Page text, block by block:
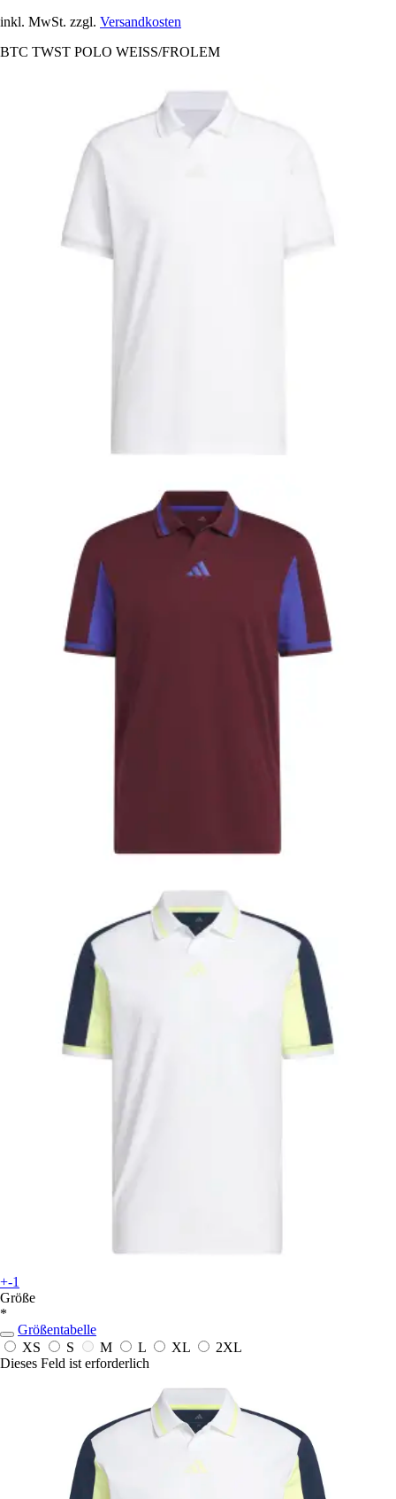
inkl. MwSt. zzgl. Versandkosten
BTC TWST POLO WEISS/FROLEM
+-1
Größe
*
Größentabelle
XS
S M L XL
2XL
Dieses Feld ist erforderlich